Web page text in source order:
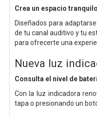
Crea un espacio
Diseñados para
de tu canal auditivo y tu
para ofrecerte una
Nueva luz
Consulta el nivel de
Con la luz indicadora
tapa o presionando un